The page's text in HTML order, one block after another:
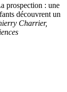
prospection : une
découvrent un
Charrier,